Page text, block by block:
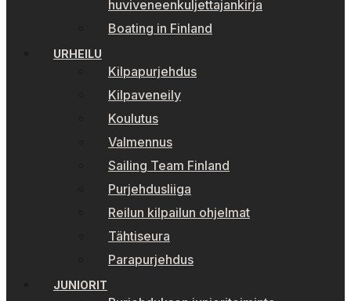
huviveneenkuljettajankirja
Boating in Finland
URHEILU
Kilpapurjehdus
Kilpaveneily
Koulutus
Valmennus
Sailing Team Finland
Purjehdusliiga
Reilun kilpailun ohjelmat
Tähtiseura
Parapurjehdus
JUNIORIT